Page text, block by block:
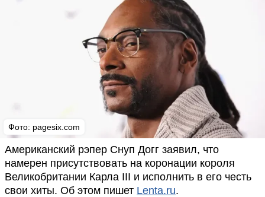
Фото: pagesix.com
Американский рэпер Снуп Догг заявил, что
намерен присутствовать на коронации короля
Великобритании Карла III и исполнить в его честь
свои хиты. Об этом пишет Lenta.ru.